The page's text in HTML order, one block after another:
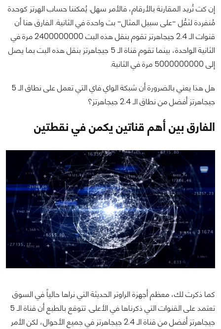
إن كت تُريد المقارنة بالأرقام، فالأمر سهل. يُمكننا حساب الهرتز كوحدة
مُنفردة لنَقُل -على سبيل المثال- بت واحدة في الثانية. الفارق هنا أن
قنوات الـ 2.4 جيجاهرتز تقوم بنقل هذه البت 2400000000 مرة في
الثانية الواحدة، بينما تقوم قناة الـ 5 جيجاهرتز بنقل هذه البت بما يصل
إلى 5000000000 مرة في الثانية.
هل هذا يعني بالضرورة أن شبكة الواي فاي التي تعمل على نطاق الـ 5
جيجاهرتز أفضل من نطاق الـ 2.4 جيجاهرتز؟
الفارق بين أهم قناتين يكمن في نقطتين
كما ذكرت لك، معظم أجهزة الراوتر الحديثة التي نراها حالياً في السوق
تعتمد على القنوات التي ذكرناها في الأعلى. تتوقع بالطبع أن قناة الـ 5
جيجاهرتز أفضل من قناة الـ 2.4 جيجاهرتز في جميع الأحوال، لكن الأمر